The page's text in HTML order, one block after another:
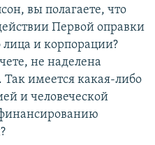
вы полагаете, что
Первой оправки
и корпорации?
не наделена
имеется какая-либо
и человеческой